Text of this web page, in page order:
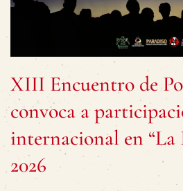
XIII Encuentro de
convoca a
internacional en “La
2026